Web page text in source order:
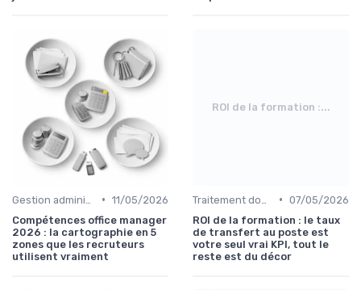
• 11/05/2026
Compétences office manager
2026 : la cartographie en 5
zones que les recruteurs
utilisent vraiment
ROI de la formation :...
• 07/05/2026
ROI de la formation : le taux
de transfert au poste est
votre seul vrai KPI, tout le
reste est du décor